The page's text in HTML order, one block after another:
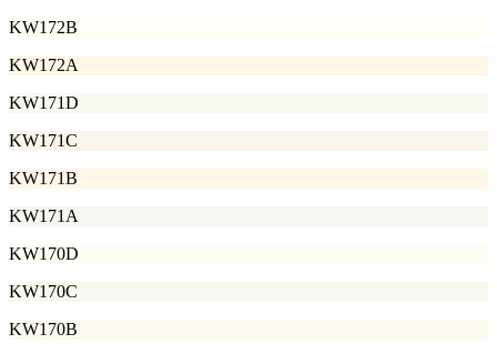
KW172B
KW172A
KW171D
KW171C
KW171B
KW171A
KW170D
KW170C
KW170B